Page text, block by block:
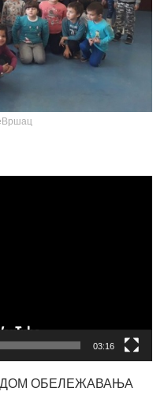
03:16
ОБЕЛЕЖАВАЊА